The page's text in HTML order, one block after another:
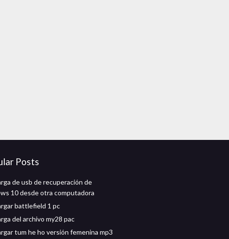
Posts
de usb de recuperación de
10 desde otra computadora
battlefield 1 pc
del archivo my28 pac
tum he ho versión femenina mp3